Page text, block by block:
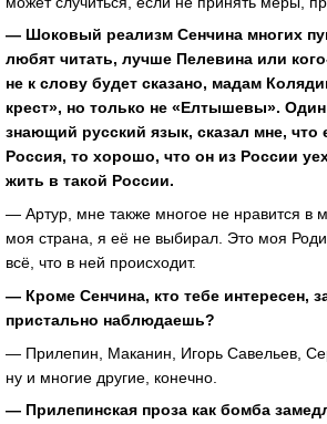
— Шоковый реализм Сенчина многих
любят читать, лучше Пелевина или
не к слову будет сказано, мадам
крест», но только не «Елтышевы». Один
знающий русский язык, сказал мне, что
Россия, то хорошо, что он из России
жить в такой России.
— Артур, мне также многое не нравится в
моя страна, я её не выбирал. Это моя
всё, что в ней происходит.
— Кроме Сенчина, кто тебе интересен,
пристально наблюдаешь?
— Прилепин, Маканин, Игорь Савельев,
ну и многие другие, конечно.
— Прилепинская проза как бомба